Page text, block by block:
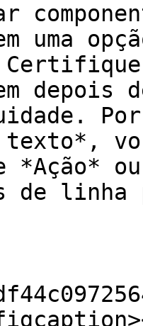
uma
texto*,
*Ação*
de linha